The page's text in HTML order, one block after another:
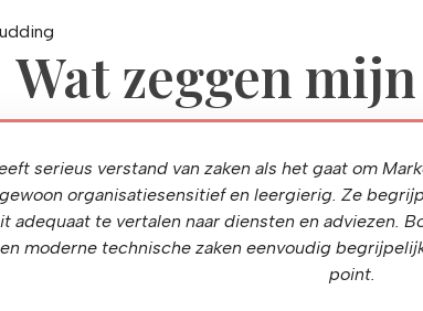
Wat zeggen
serieus verstand van zaken als het gaat om
organisatiesensitief en leergierig. Ze
adequaat te vertalen naar diensten en adviezen.
moderne technische zaken eenvoudig
point.